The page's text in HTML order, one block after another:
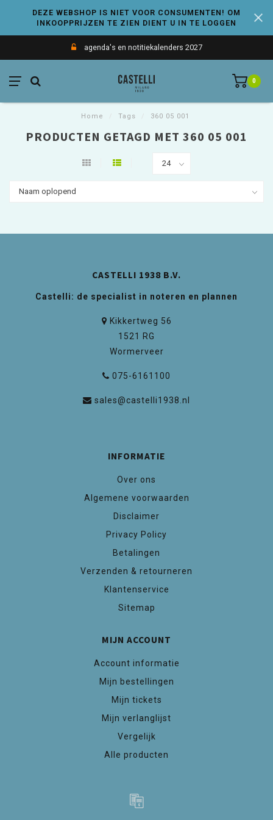
DEZE WEBSHOP IS NIET VOOR CONSUMENTEN! OM
INKOOPPRIJZEN TE ZIEN DIENT U IN TE LOGGEN
agenda's en notitiekalenders 2027
0
Home Tags 360 05 001
PRODUCTEN GETAGD MET 360 05 001
CASTELLI 1938 B.V.
Castelli: de specialist in noteren en plannen
Kikkertweg 56
1521 RG
Wormerveer
075-6161100
sales@castelli1938.nl
INFORMATIE
Over ons
Algemene voorwaarden
Disclaimer
Privacy Policy
Betalingen
Verzenden & retourneren
Klantenservice
Sitemap
MIJN ACCOUNT
Account informatie
Mijn bestellingen
Mijn tickets
Mijn verlanglijst
Vergelijk
Alle producten